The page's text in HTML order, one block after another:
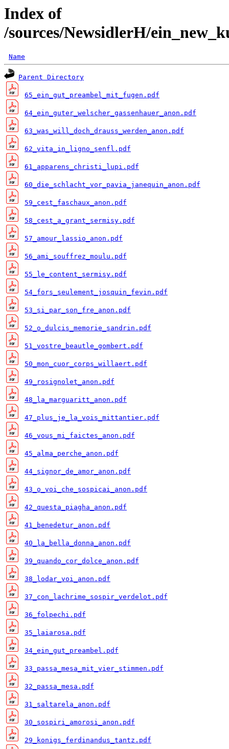
Index of
/sources/NewsidlerH/
Name
Parent Directory
65_ein_gut_preambel_mit_fugen.pdf
64_ein_guter_welscher_gassenhauer_anon.pdf
63_was_will_doch_drauss_werden_anon.pdf
62_vita_in_ligno_senfl.pdf
61_apparens_christi_lupi.pdf
60_die_schlacht_vor_pavia_janequin_anon.pdf
59_cest_faschaux_anon.pdf
58_cest_a_grant_sermisy.pdf
57_amour_lassio_anon.pdf
56_ami_souffrez_moulu.pdf
55_le_content_sermisy.pdf
54_fors_seulement_josquin_fevin.pdf
53_si_par_son_fre_anon.pdf
52_o_dulcis_memorie_sandrin.pdf
51_vostre_beautle_gombert.pdf
50_mon_cuor_corps_willaert.pdf
49_rosignolet_anon.pdf
48_la_marguaritt_anon.pdf
47_plus_je_la_vois_mittantier.pdf
46_vous_mi_faictes_anon.pdf
45_alma_perche_anon.pdf
44_signor_de_amor_anon.pdf
43_o_voi_che_sospicai_anon.pdf
42_questa_piagha_anon.pdf
41_benedetur_anon.pdf
40_la_bella_donna_anon.pdf
39_quando_cor_dolce_anon.pdf
38_lodar_voi_anon.pdf
37_con_lachrime_sospir_verdelot.pdf
36_folpechi.pdf
35_laiarosa.pdf
34_ein_gut_preambel.pdf
33_passa_mesa_mit_vier_stimmen.pdf
32_passa_mesa.pdf
31_saltarela_anon.pdf
30_sospiri_amorosi_anon.pdf
29_konigs_ferdinandus_tantz.pdf